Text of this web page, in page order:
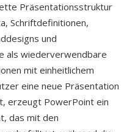
Präsentationsstruktur
Schriftdefinitionen,
und
als wiederverwendbare
mit einheitlichem
eine neue Präsentation
erzeugt PowerPoint ein
das mit den